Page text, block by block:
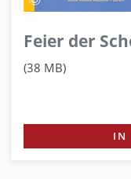
Feier der
(38 MB)
IN